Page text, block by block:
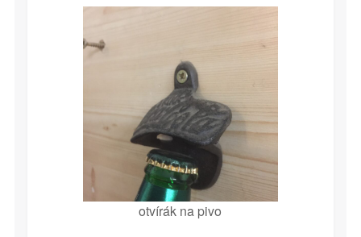
otvírák na pivo